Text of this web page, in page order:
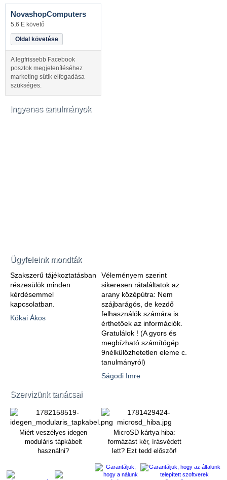
NovashopComputers
5,6 E követő
Oldal követése
A legfrissebb Facebook
posztok megjelenítéséhez
marketing sütik elfogadása
szükséges.
Ingyenes tanulmányok
Ügyfeleink mondták
Szakszerű tájékoztatásban
részesülök minden
kérdésemmel
kapcsolatban.
Kókai Ákos
Véleményem szerint
sikeresen rátaláltatok az
arany középútra: Nem
szájbarágós, de kezdő
felhasználók számára is
érthetőek az információk.
Gratulálok ! (A gyors és
megbízható számítógép
9nélkülözhetetlen eleme c.
tanulmányról)
Ságodi Imre
Szervizünk tanácsai
Miért veszélyes idegen
moduláris tápkábelt
használni?
MicroSD kártya hiba:
formázást kér, írásvédett
lett? Ezt tedd először!